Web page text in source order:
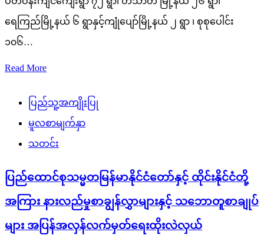
ရေကြည်မြို့နယ် ၆ ရွာနှင့်ကျုံပျော်မြို့နယ် ၂ ရွာ ၊ စုစုပေါင်း
၁၀၆…
Read More
ပြည်သူ့အကျိုးပြု
မူလစာမျက်နှာ
သတင်း
ပြည်ထောင်စုသမ္မတမြန်မာနိုင်ငံတော်နှင့် ထိုင်းနိုင်ငံတို့
အကြား နားလည်မှုစာချွန်လွှာများနှင့် သဘောတူစာချုပ်
များ အပြန်အလှန်လက်မှတ်ရေးထိုးလဲလှယ်